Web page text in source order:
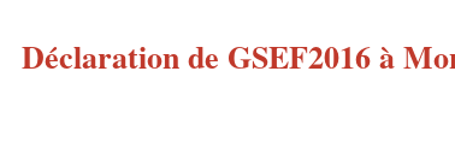
Déclaration de GSEF2016 à